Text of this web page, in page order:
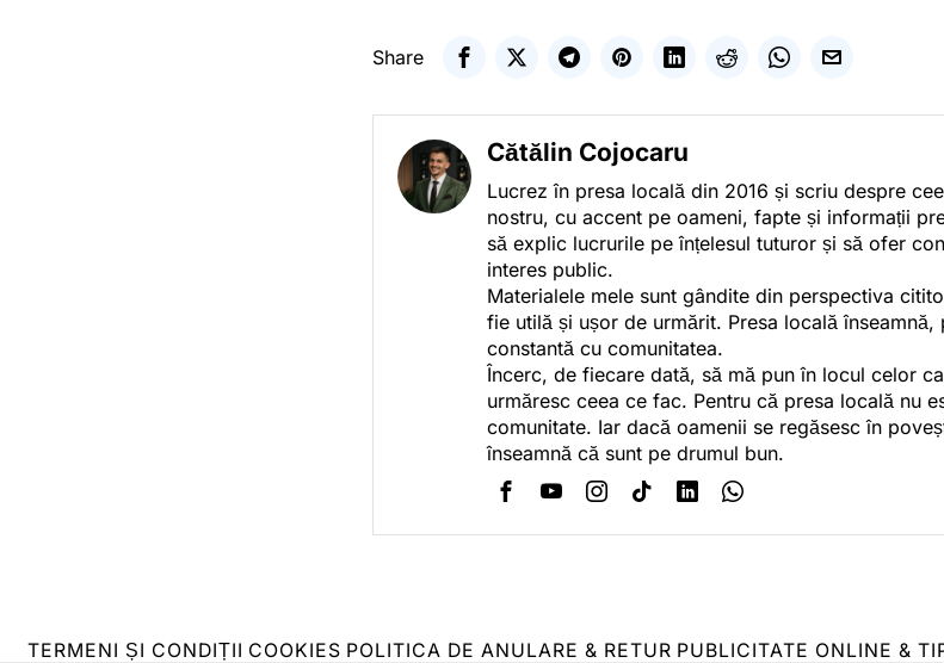
Share
Cătălin Cojocaru
Lucrez în presa locală din 2016 și scriu despre
nostru, cu accent pe oameni, fapte și informații
să explic lucrurile pe înțelesul tuturor și să ofer
interes public.
Materialele mele sunt gândite din perspectiva
fie utilă și ușor de urmărit. Presa locală înseamnă,
constantă cu comunitatea.
Încerc, de fiecare dată, să mă pun în locul celor
urmăresc ceea ce fac. Pentru că presa locală nu
comunitate. Iar dacă oamenii se regăsesc în
înseamnă că sunt pe drumul bun.
TERMENI ȘI CONDIȚII COOKIES POLITICA DE ANULARE & RETUR PUBLICITATE ONLINE &